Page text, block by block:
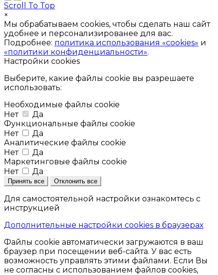
Scroll To Top
×
Мы обрабатываем cookies, чтобы сделать наш сайт
удобнее и персонализированее для вас.
Подробнее: политика использования «cookies» и
«политики конфиденциальности».
Настройки cookies
Выберите, какие файлы cookie вы разрешаете
использовать:
Необходимые файлы cookie
Нет
Да
Функциональные файлы cookie
Нет
Да
Аналитические файлы cookie
Нет
Да
Маркетинговые файлы cookie
Нет
Да
Принять все Отклонить все
Для самостоятельной настройки ознакомтесь с
инструкцией
Дополнительные настройки cookies в браузерах
Файлы cookie автоматически загружаются в ваш
браузер при посещении веб-сайта. У вас есть
возможность управлять этими файлами. Если Вы
не согласны с использованием файлов cookies,